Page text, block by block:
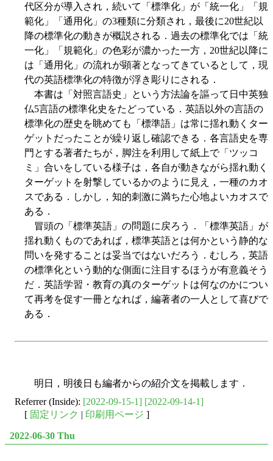
代区分が導入され，続いて「標準化」が「統一化」「規
範化」「通用化」の3種類に分類され，最後に20世紀以
降の標準化の動きが概説される．過去の標準化では「統
一化」「規範化」の色彩が濃かった一方，20世紀以降に
は「通用化」の流れが顕著となってきているとして，現
代の英語標準化の特徴が浮き彫りにされる．
本書は「対照言語史」という方法論を謳って日中英独
仏5言語の標準化史をたどっている．英語以外の言語の
標準化の歴史を眺めても「標準語」は常に揺れ動くター
ゲットだったことが繰り返し確認できる．各言語史を専
門とする著者たちが，脚注を利用して紙上で「ツッコ
ミ」合いをしている様子は，各自が動きながら揺れ動く
ターゲットを射撃しているかのように見え，一種のカオ
スである．しかし，知的刺激に満ちた心地よいカオスで
ある．
冒頭の「標準英語」の問題に戻ろう．「標準英語」が
揺れ動くものであれば，標準英語とは何かという静的な
問いを発することは妥当ではないだろう．むしろ，英語
の標準化という動的な側面に注目するほうが有意義そう
だ．英語学習・教育の真のターゲットは何なのかについ
て再考を促す一冊となれば，編著者の一人として喜びで
ある．
明日，明後日も編者からの紹介文を掲載します．
Referrer (Inside): [2022-09-15-1] [2022-09-14-1]
[ 固定リンク | 印刷用ページ ]
2022-06-30 Thu